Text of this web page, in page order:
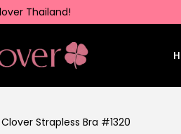
Thailand!
Clover Strapless Bra #1320